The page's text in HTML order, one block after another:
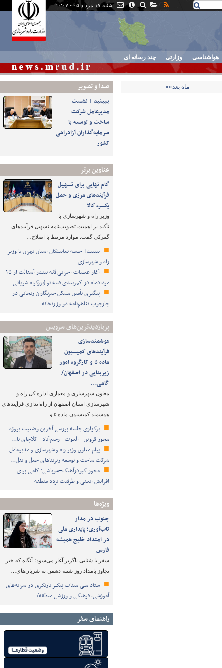
شنبه ۱۷ مرداد ۰۵ - ۲۰:۰۷
هواشناسی وزارتی چند رسانه ای
صدا و تصوير
ببینید | نشست
مدیرعامل شرکت
ساخت و توسعه با
سرمایه‌گذاران آزادراهی
کشور
عناوین برتر
گام نهایی برای تسهیل
فرآیندهای مرزی و حمل
یکسره کالا
وزیر راه و شهرسازی با
تأکید بر اهمیت تصویب‌نامه تسهیل فرآیندهای
گمرکی گفت: موارد مرتبط با اصلاح…
ببینید| جلسه نمایندگان استان تهران با وزیر
راه و شهرسازی
آغاز عملیات اجرایی لایه بیندر آسفالت از ۲۵
مردادماه در کمربندی قلعه نو (بزرگراه شریانی…
پیگیری تأمین مسکن خبرنگاران زنجانی در
چارچوب تفاهم‌نامه دو وزارتخانه
پربازدیدترین‌های سرویس
هوشمندسازی
فرآیندهای کمیسیون
ماده ۵ و کارگروه امور
زیربنایی در اصفهان/
گامی…
معاون شهرسازی و معماری اداره کل راه و
شهرسازی استان اصفهان از راه‌اندازی فرآیندهای
هوشمند کمیسیون ماده ۵ و…
برگزاری جلسه بررسی آخرین وضعیت پروژه
محور قزوین– الموت– رحیم‌آباد– کلاچای با…
پیام معاون وزیر راه و شهرسازی و مدیرعامل
شرکت ساخت و توسعه زیربناهای حمل و نقل…
محور کبودرآهنگ–سوباشی؛ گامی برای
افزایش ایمنی و ظرفیت تردد منطقه
ویژه‌ها
جنوب در مدار
تاب‌آوری؛ پایداری ملی
در امتداد خلیج همیشه
فارس
سفر با شتابی ناگزیر آغاز می‌شود؛ آنگاه که خبر
تجاوز بامداد روز شنبه دشمن به شریان‌های…
ستاد ملی میناب پیگیر بازنگری در سرانه‌های
آموزشی، فرهنگی و ورزشی منطقه/…
راهنمای سفر
ماه بعد»»